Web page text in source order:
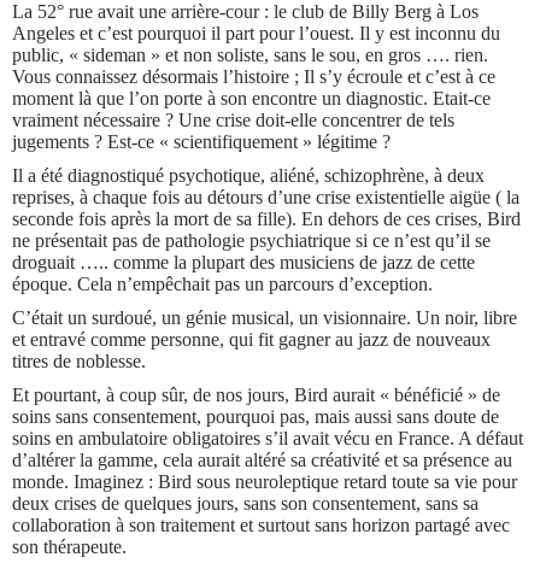
La 52° rue avait une arrière-cour : le club de Billy Berg à Los
Angeles et c’est pourquoi il part pour l’ouest. Il y est inconnu du
public, « sideman » et non soliste, sans le sou, en gros …. rien.
Vous connaissez désormais l’histoire ; Il s’y écroule et c’est à ce
moment là que l’on porte à son encontre un diagnostic. Etait-ce
vraiment nécessaire ? Une crise doit-elle concentrer de tels
jugements ? Est-ce « scientifiquement » légitime ?
Il a été diagnostiqué psychotique, aliéné, schizophrène, à deux
reprises, à chaque fois au détours d’une crise existentielle aigüe ( la
seconde fois après la mort de sa fille). En dehors de ces crises, Bird
ne présentait pas de pathologie psychiatrique si ce n’est qu’il se
droguait ….. comme la plupart des musiciens de jazz de cette
époque. Cela n’empêchait pas un parcours d’exception.
C’était un surdoué, un génie musical, un visionnaire. Un noir, libre
et entravé comme personne, qui fit gagner au jazz de nouveaux
titres de noblesse.
Et pourtant, à coup sûr, de nos jours, Bird aurait « bénéficié » de
soins sans consentement, pourquoi pas, mais aussi sans doute de
soins en ambulatoire obligatoires s’il avait vécu en France. A défaut
d’altérer la gamme, cela aurait altéré sa créativité et sa présence au
monde. Imaginez : Bird sous neuroleptique retard toute sa vie pour
deux crises de quelques jours, sans son consentement, sans sa
collaboration à son traitement et surtout sans horizon partagé avec
son thérapeute.